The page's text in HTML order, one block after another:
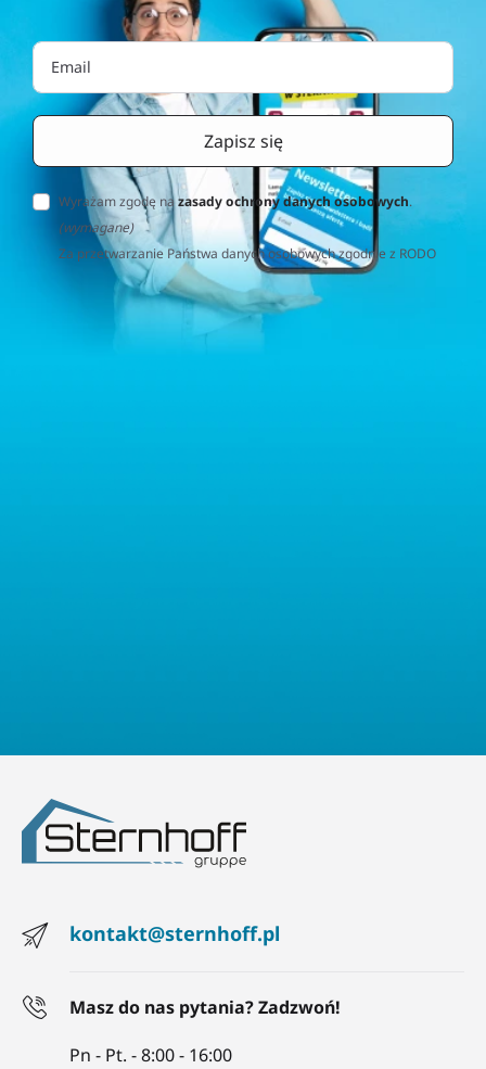
Wyrażam zgodę nazasady ochrony danych osobowych.
(wymagane)
Za przetwarzanie Państwa danych osobowych zgodnie z RODO
(Rozporządzenie o Ochronie Danych Osobowych) odpowiedzialna
jest firma Home&Decor Sp. z o.o., Instalatorów 17/108, 02-237
Warszawa, Polska, NIP: PL5223059837 („Administrator”). W
kontakt@sternhoff.pl
Masz do nas pytania? Zadzwoń!
Pn - Pt. - 8:00 - 16:00